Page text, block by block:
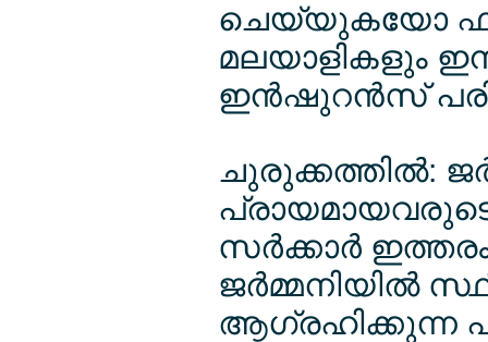
ചെയ്യുകയോ
മലയാളികളും
ഇന്‍ഷുറന്‍സ്
ചുരുക്കത്തില്‍:
സര്‍ക്കാര്‍
ജര്‍മ്മനിയില്‍
ആഗ്രഹിക്കുന്ന